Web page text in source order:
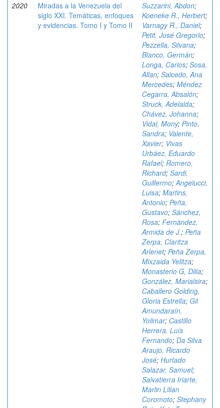
2020
Miradas a la Venezuela del
siglo XXI. Temáticas, enfoques
y evidencias. Tomo I y Tomo II
Suzzarini, Abdon;
Koeneke R., Herbert;
Varnagy R., Daniel;
Petit, José Gregorio;
Pezzella, Silvana;
Blanco, Germán;
Longa, Carlos; Sosa,
Allan; Salcedo, Ana
Mercedes; Méndez
Cegarra, Absalón;
Struck, Adelaida;
Chávez, Johanna;
Vidal, Mony; Pinto,
Sandra; Valente,
Xavier; Vivas
Urbáez, Eduardo
Rafael; Romero,
Richard; Sardi,
Guillermo;Angelucci,
Luisa; Martins,
Antonio; Peña,
Gustavo; Sánchez,
Rosa; Fernández,
Armida de J.; Peña
Zerpa, Claritza
Arlenet; Peña Zerpa,
Mixzaida Yelitza;
Monasterio G, Dilia;
González, Marialsira;
Caballero Golding,
Gloria Estrella; Gil
Amundaraín,
Yolimar; Castillo
Herrera, Luís
Fernando; Da Silva
Araujo, Ricardo
José; Hurtado
Salazar, Samuel;
Salvatierra Iriarte,
Marlin Lilian
Coromoto; Stephany